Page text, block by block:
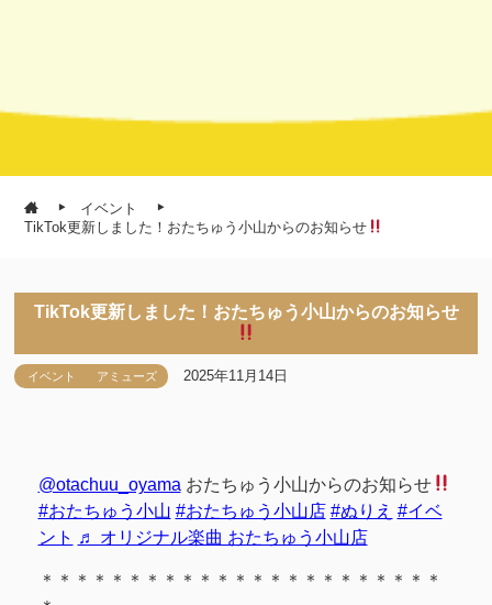
イベント
TikTok更新しました！おたちゅう小山からのお知らせ
TikTok更新しました！おたちゅう小山からのお知らせ
イベント アミューズ 2025年11月14日
@otachuu_oyama おたちゅう小山からのお知らせ
#おたちゅう小山 #おたちゅう小山店 #ぬりえ #イベ
ント ♬ オリジナル楽曲 おたちゅう小山店
＊＊＊＊＊＊＊＊＊＊＊＊＊＊＊＊＊＊＊＊＊＊＊